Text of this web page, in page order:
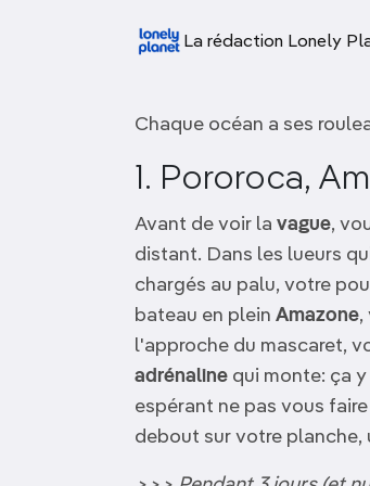
TOP VILLES
La rédaction Lonely
Chaque océan a ses
1. Pororoca,
Avant de voir la vague,
distant. Dans les lueurs
chargés au palu, votre
bateau en plein Amazone,
l'approche du mascaret,
adrénaline qui monte: ça
espérant ne pas vous
debout sur votre planche,